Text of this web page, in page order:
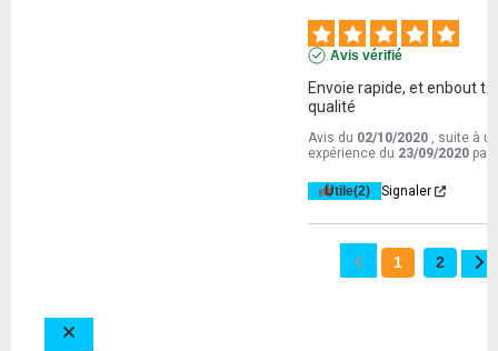
Avis vérifié
Envoie rapide, et enbout
qualité
Avis du 02/10/2020 , suite à
expérience du 23/09/2020 par
Utile(2) Signaler
1 2